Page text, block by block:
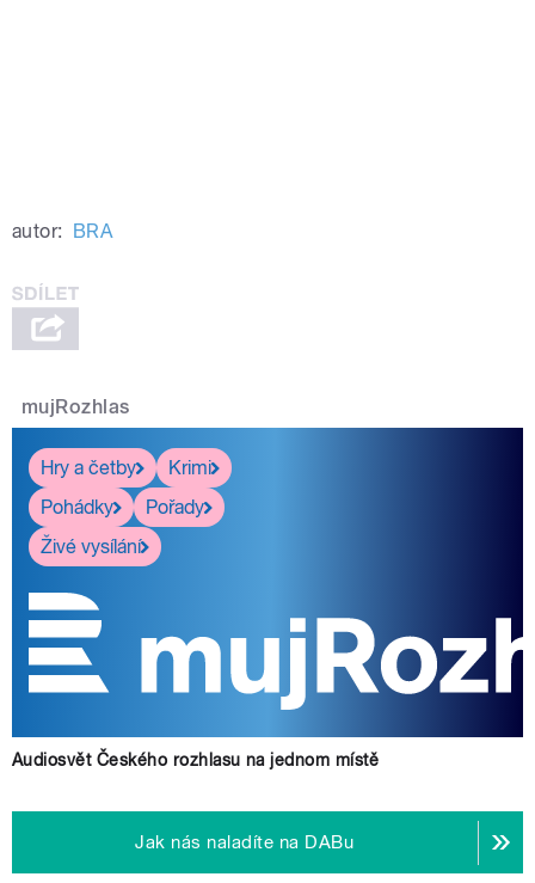
autor: BRA
mujRozhlas
Hry a četby
Krimi
Pohádky
Pořady
Živé vysílání
Audiosvět Českého rozhlasu na jednom místě
Jak nás naladíte na DABu